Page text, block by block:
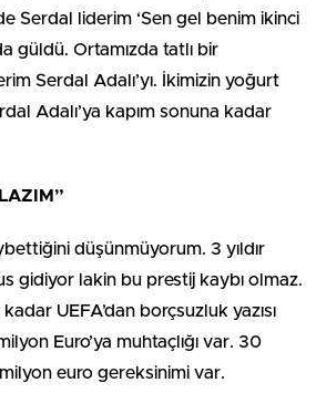
Serdal liderim ‘Sen gel benim ikinci
güldü. Ortamızda tatlı bir
Serdal Adalı’yı. İkimizin yoğurt
Adalı’ya kapım sonuna kadar
düşünmüyorum. 3 yıldır
gidiyor lakin bu prestij kaybı olmaz.
kadar UEFA’dan borçsuzluk yazısı
Euro’ya muhtaçlığı var. 30
euro gereksinimi var.